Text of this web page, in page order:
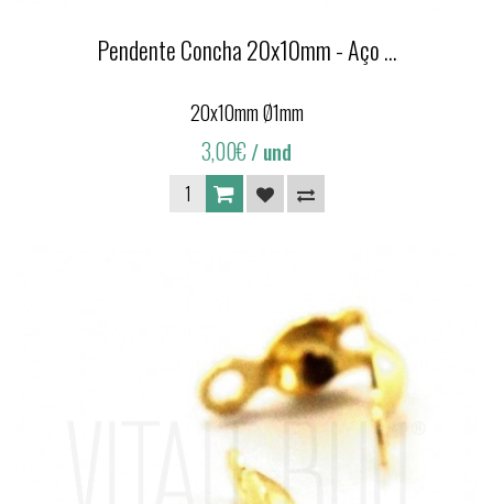
Pendente Concha 20x10mm - Aço ...
20x10mm Ø1mm
3,00€/ und